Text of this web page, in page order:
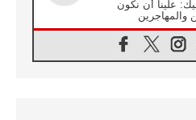
علينا أن نكون
في أسيزي: